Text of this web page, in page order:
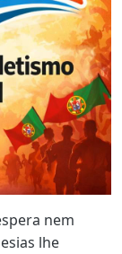
nem
lhe